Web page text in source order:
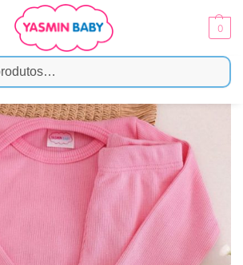
0
/ Conjunto Body Bebê Pagão Canelado Longo – Rosa